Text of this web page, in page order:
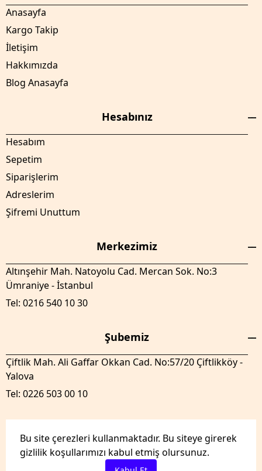
Bu site çerezleri kullanmaktadır. Bu siteye girerek
gizlilik koşullarımızı kabul etmiş olursunuz.
Anasayfa
Kargo Takip
İletişim
Hakkımızda
Blog Anasayfa
Hesabınız
Hesabım
Sepetim
Siparişlerim
Adreslerim
Şifremi Unuttum
Merkezimiz
Altınşehir Mah. Natoyolu Cad. Mercan Sok. No:3
Ümraniye - İstanbul
Tel: 0216 540 10 30
Şubemiz
Çiftlik Mah. Ali Gaffar Okkan Cad. No:57/20 Çiftlikköy -
Yalova
Tel: 0226 503 00 10
GenelTedaril.com Tüm hakları saklıdır.